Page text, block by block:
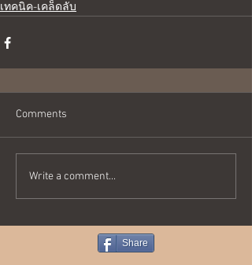
เทคนิค-เคล็ดลับ
Comments
Write a comment...
Share